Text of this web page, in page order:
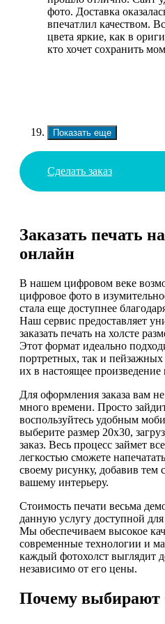
фото. Доставка
впечатлил качеством.
цвета яркие, как в
кто хочет сохранить
Показать еще
Сделать заказ
Заказать печать
онлайн
В нашем цифровом веке
цифровое фото в
стала еще доступнее
Наш сервис предоставляет
заказать печать на холсте
Этот формат идеально
портретных, так и
их в настоящее произведение
Для оформления заказа вам не
много времени. Просто
воспользуйтесь удобным
выберите размер 20х30,
заказ. Весь процесс займет
легкостью сможете
своему рисунку, добавив
вашему интерьеру.
Стоимость печати весьма
данную услугу доступной
Мы обеспечиваем высокое
современные технологии и
каждый фотохолст выглядит
независимо от его цены.
Почему выбирают